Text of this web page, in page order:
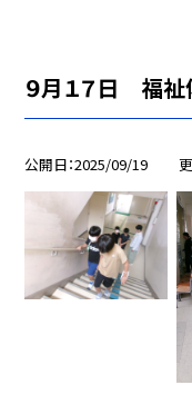
９月１７日 福
公開日 2025/09/19